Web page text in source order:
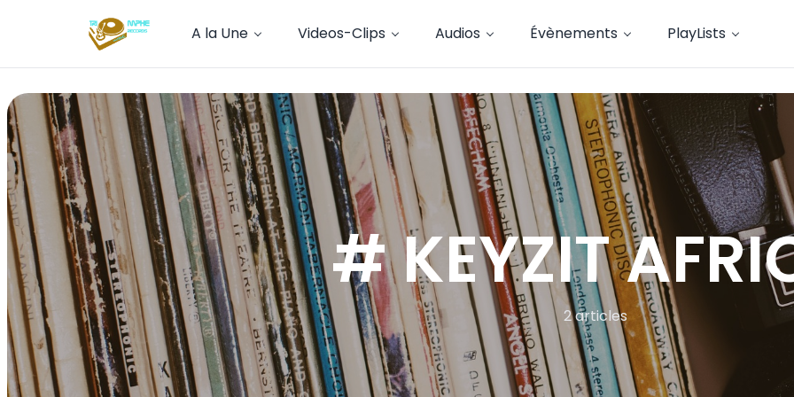
A la Une Videos-Clips Audios Évènements PlayLists
# KEYZIT
2 articles